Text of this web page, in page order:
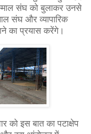
संघ को बुलाकर उनसे
संघ और व्यापारिक
का प्रयास करेंगे।
को इस बात का पटाक्षेप